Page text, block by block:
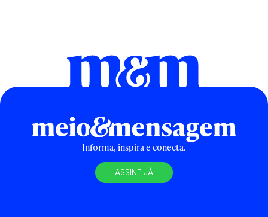
Informa, inspira e conecta.
ASSINE JÁ